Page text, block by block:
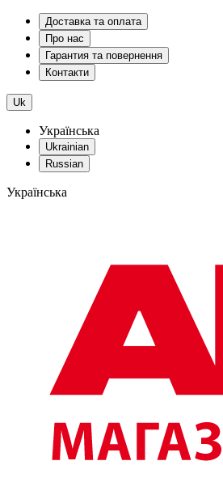
Доставка та оплата
Про нас
Гарантия та повернення
Контакти
Uk
Українська
Ukrainian
Russian
Українська